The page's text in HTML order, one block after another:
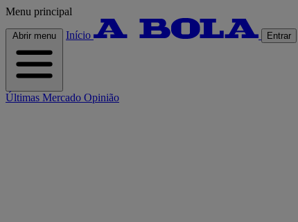
Menu principal
Abrir menu Início Entrar
Últimas Mercado Opinião